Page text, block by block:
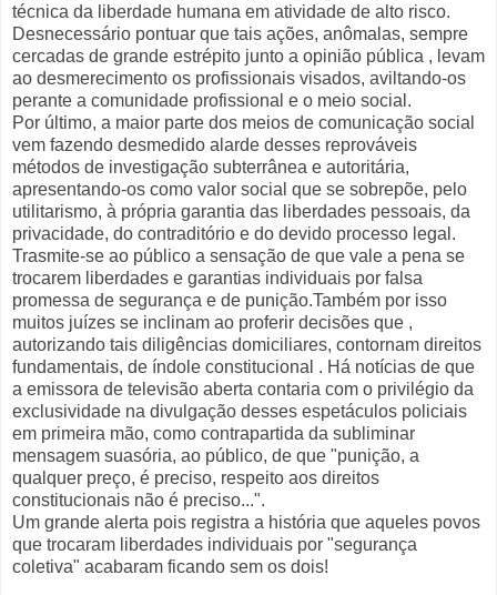
técnica da liberdade humana em atividade de alto risco.
Desnecessário pontuar que tais ações, anômalas, sempre
cercadas de grande estrépito junto a opinião pública , levam
ao desmerecimento os profissionais visados, aviltando-os
perante a comunidade profissional e o meio social.
Por último, a maior parte dos meios de comunicação social
vem fazendo desmedido alarde desses reprováveis
métodos de investigação subterrânea e autoritária,
apresentando-os como valor social que se sobrepõe, pelo
utilitarismo, à própria garantia das liberdades pessoais, da
privacidade, do contraditório e do devido processo legal.
Trasmite-se ao público a sensação de que vale a pena se
trocarem liberdades e garantias individuais por falsa
promessa de segurança e de punição.Também por isso
muitos juízes se inclinam ao proferir decisões que ,
autorizando tais diligências domiciliares, contornam direitos
fundamentais, de índole constitucional . Há notícias de que
a emissora de televisão aberta contaria com o privilégio da
exclusividade na divulgação desses espetáculos policiais
em primeira mão, como contrapartida da subliminar
mensagem suasória, ao público, de que "punição, a
qualquer preço, é preciso, respeito aos direitos
constitucionais não é preciso...".
Um grande alerta pois registra a história que aqueles povos
que trocaram liberdades individuais por "segurança
coletiva" acabaram ficando sem os dois!